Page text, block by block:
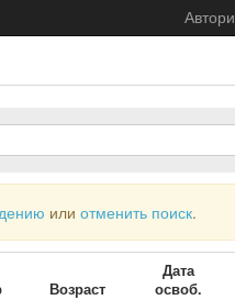
или отменить поиск.
Возраст
Дата
освоб.